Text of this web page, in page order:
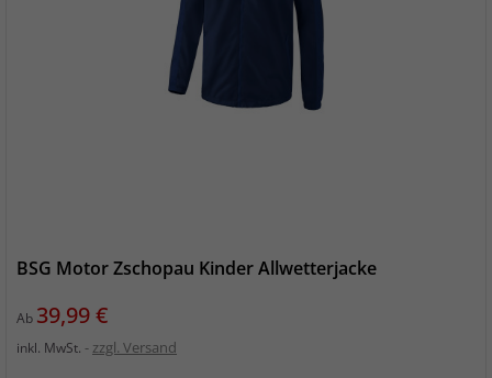
BSG Motor Zschopau Kinder Allwetterjacke
Ab Preis
39,99 €
inkl. MwSt. zzgl. Versand